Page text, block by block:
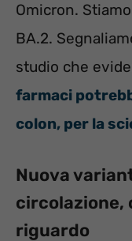
Omicron.
BA.2.
studio che
farmaci
colon, per la
Nuova
circolazione,
riguardo